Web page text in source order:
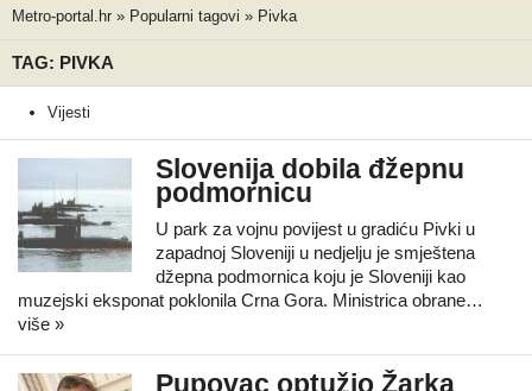
Metro-portal.hr » Popularni tagovi » Pivka
TAG: PIVKA
Vijesti
Slovenija dobila đžepnu
podmornicu
U park za vojnu povijest u gradiću Pivki u
zapadnoj Sloveniji u nedjelju je smještena
džepna podmornica koju je Sloveniji kao
muzejski eksponat poklonila Crna Gora. Ministrica obrane…
više »
Pupovac optužio Žarka